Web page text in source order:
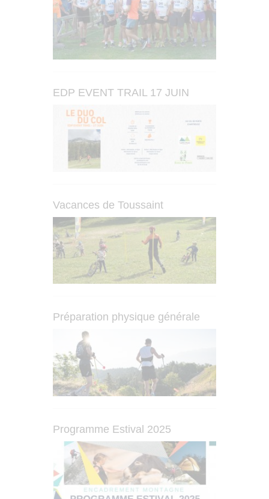
EDP EVENT TRAIL 17 JUIN
Vacances de Toussaint
Préparation physique générale
Programme Estival 2025